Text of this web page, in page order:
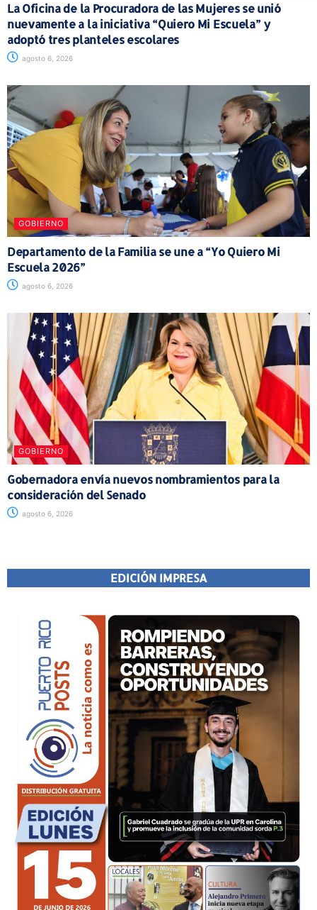
La Oficina de la Procuradora de las Mujeres se unió
nuevamente a la iniciativa “Quiero Mi Escuela” y
adoptó tres planteles escolares
agosto 6, 2026
GOBIERNO
Departamento de la Familia se une a “Yo Quiero Mi
Escuela 2026”
agosto 6, 2026
GOBIERNO
Gobernadora envía nuevos nombramientos para la
consideración del Senado
agosto 6, 2026
EDICIÓN IMPRESA